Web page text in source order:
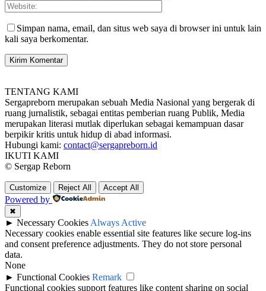
Simpan nama, email, dan situs web saya di browser ini untuk lain
kali saya berkomentar.
TENTANG KAMI
Sergapreborn merupakan sebuah Media Nasional yang bergerak di
ruang jurnalistik, sebagai entitas pemberian ruang Publik, Media
merupakan literasi mutlak diperlukan sebagai kemampuan dasar
berpikir kritis untuk hidup di abad informasi.
Hubungi kami: contact@sergapreborn.id
IKUTI KAMI
© Sergap Reborn
Customize Reject All Accept All
Powered by
✖
► Necessary Cookies Always Active
Necessary cookies enable essential site features like secure log-ins
and consent preference adjustments. They do not store personal
data.
None
► Functional Cookies Remark
Functional cookies support features like content sharing on social